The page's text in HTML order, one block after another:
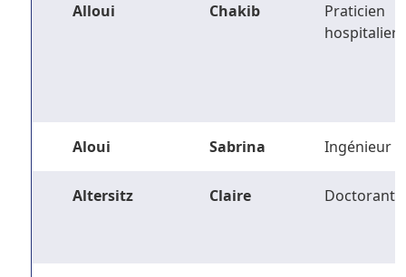
Alloui Chakib
Praticien
hospitalier
Aloui Sabrina Ingénieur
Altersitz Claire Doctorant